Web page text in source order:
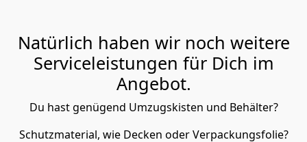
Natürlich haben wir noch weitere
Serviceleistungen für Dich im
Angebot.
Du hast genügend Umzugskisten und Behälter?
Schutzmaterial, wie Decken oder Verpackungsfolie?